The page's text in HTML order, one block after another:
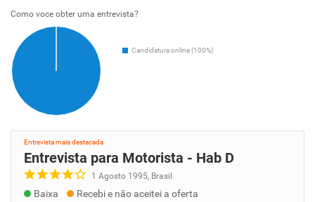
Como voce obter uma entrevista?
Candidatura online (100%)
Entrevista mais destacada
Entrevista para Motorista - Hab D
1 Agosto 1995, Brasil
Baixa Recebi e não aceitei a oferta